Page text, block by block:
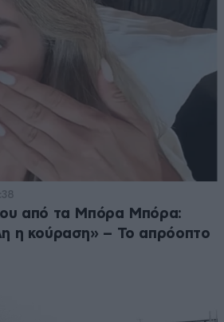
από τα Μπόρα Μπόρα:
η κούραση» – Το απρόοπτο